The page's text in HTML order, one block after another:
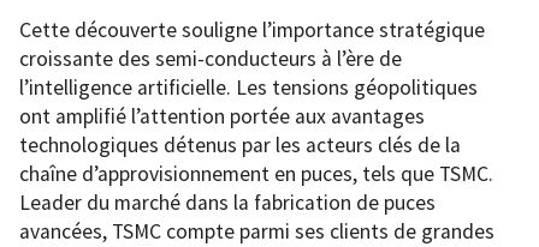
Cette découverte souligne l’importance stratégique
croissante des semi-conducteurs à l’ère de
l’intelligence artificielle. Les tensions géopolitiques
ont amplifié l’attention portée aux avantages
technologiques détenus par les acteurs clés de la
chaîne d’approvisionnement en puces, tels que TSMC.
Leader du marché dans la fabrication de puces
avancées, TSMC compte parmi ses clients de grandes